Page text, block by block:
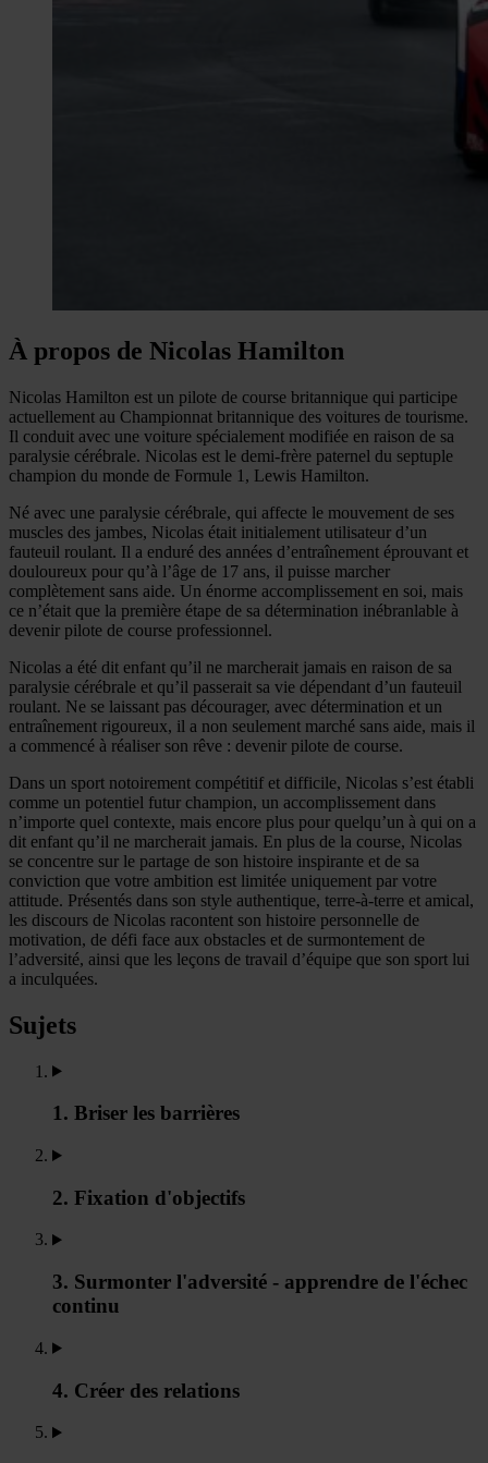
À propos de Nicolas Hamilton
Nicolas Hamilton est un pilote de course britannique qui participe
actuellement au Championnat britannique des voitures de tourisme.
Il conduit avec une voiture spécialement modifiée en raison de sa
paralysie cérébrale. Nicolas est le demi-frère paternel du septuple
champion du monde de Formule 1, Lewis Hamilton.
Né avec une paralysie cérébrale, qui affecte le mouvement de ses
muscles des jambes, Nicolas était initialement utilisateur d’un
fauteuil roulant. Il a enduré des années d’entraînement éprouvant et
douloureux pour qu’à l’âge de 17 ans, il puisse marcher
complètement sans aide. Un énorme accomplissement en soi, mais
ce n’était que la première étape de sa détermination inébranlable à
devenir pilote de course professionnel.
Nicolas a été dit enfant qu’il ne marcherait jamais en raison de sa
paralysie cérébrale et qu’il passerait sa vie dépendant d’un fauteuil
roulant. Ne se laissant pas décourager, avec détermination et un
entraînement rigoureux, il a non seulement marché sans aide, mais il
a commencé à réaliser son rêve : devenir pilote de course.
Dans un sport notoirement compétitif et difficile, Nicolas s’est établi
comme un potentiel futur champion, un accomplissement dans
n’importe quel contexte, mais encore plus pour quelqu’un à qui on a
dit enfant qu’il ne marcherait jamais. En plus de la course, Nicolas
se concentre sur le partage de son histoire inspirante et de sa
conviction que votre ambition est limitée uniquement par votre
attitude. Présentés dans son style authentique, terre-à-terre et amical,
les discours de Nicolas racontent son histoire personnelle de
motivation, de défi face aux obstacles et de surmontement de
l’adversité, ainsi que les leçons de travail d’équipe que son sport lui
a inculquées.
Sujets
1. Briser les barrières
2. Fixation d'objectifs
3. Surmonter l'adversité - apprendre de l'échec
continu
4. Créer des relations